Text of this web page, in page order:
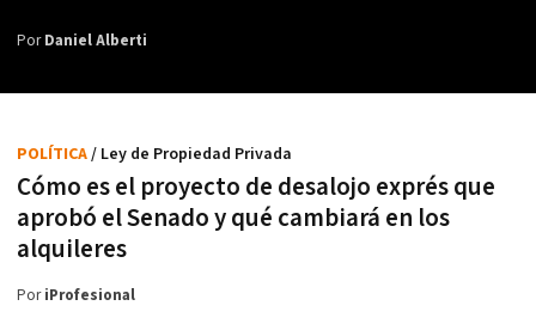
PorDaniel Alberti
Cómo es el proyecto de desalojo exprés que
aprobó el Senado y qué cambiará en los
alquileres
POLÍTICA/ Ley de Propiedad Privada
PoriProfesional